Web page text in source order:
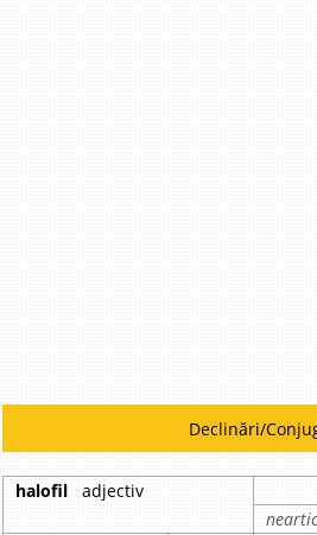
Declinări/
halofil adjectiv